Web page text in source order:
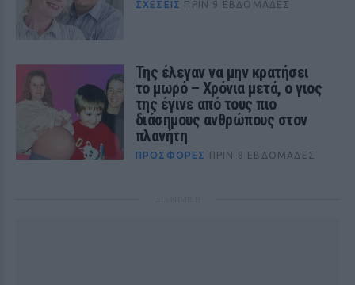
ΣΧΈΣΕΙΣ ΠΡΙΝ 9 ΕΒΔΟΜΆΔΕΣ
Της έλεγαν να μην κρατήσει
το μωρό – Χρόνια μετά, ο γιος
της έγινε από τους πιο
διάσημους ανθρώπους στον
πλανήτη
ΠΡΟΣΦΟΡΈΣ ΠΡΙΝ 8 ΕΒΔΟΜΆΔΕΣ